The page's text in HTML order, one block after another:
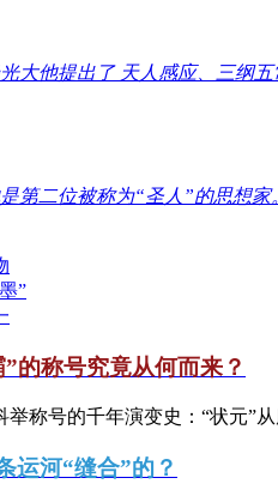
大他提出了 天人感应、三纲
第二位被称为“圣人”的思想家
”
的称号究竟从何而来？
举称号的千年演变史：“状元”
运河“缝合”的？